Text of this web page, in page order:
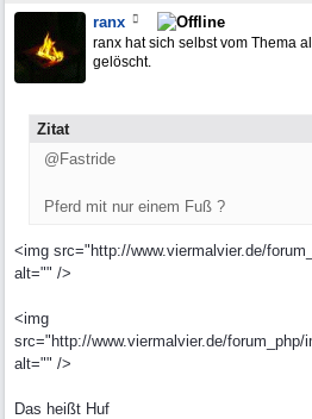
ranx
ranx hat sich selbst vom Thema
gelöscht.
Zitat
@Fastride
Pferd mit nur einem Fuß ?
<img src="http://www.viermalvier.de/
alt="" />
<img
src="http://www.viermalvier.de/
alt="" />
Das heißt Huf